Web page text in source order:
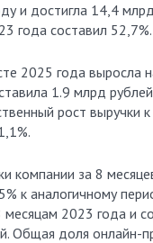
и достигла 14,4
года составил 52,7%.
2025 года выросла
1.9 млрд
рост выручки
компании за 8
к аналогичному
2023 года и
Общая доля онлайн-